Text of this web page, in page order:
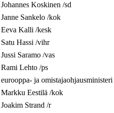
Johannes Koskinen /sd
Janne Sankelo /kok
Eeva Kalli /kesk
Satu Hassi /vihr
Jussi Saramo /vas
Rami Lehto /ps
eurooppa- ja omistajaohjausministeri
Markku Eestilä /kok
Joakim Strand /r